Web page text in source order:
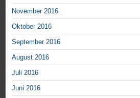
November 2016
Oktober 2016
September 2016
August 2016
Juli 2016
Juni 2016